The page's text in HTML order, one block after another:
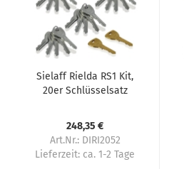
Sielaff Rielda RS1 Kit,
20er Schlüsselsatz
248,35 €
Art.Nr.: DIRI2052
Lieferzeit: ca. 1-2 Tage